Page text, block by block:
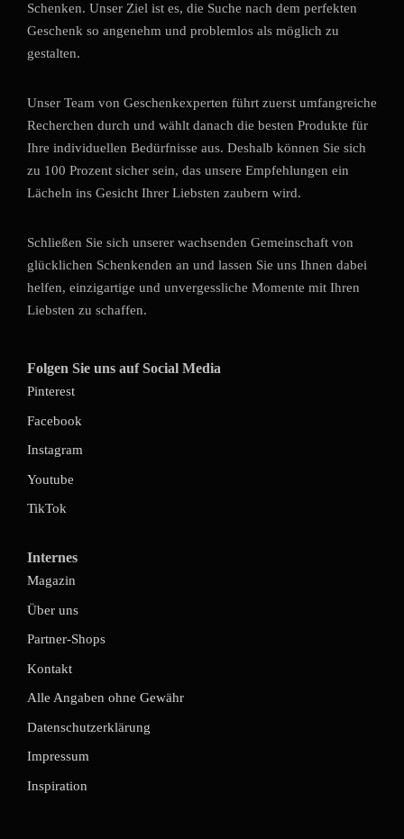
Schenken. Unser Ziel ist es, die Suche nach dem perfekten
Geschenk so angenehm und problemlos als möglich zu
gestalten.
Unser Team von Geschenkexperten führt zuerst umfangreiche
Recherchen durch und wählt danach die besten Produkte für
Ihre individuellen Bedürfnisse aus. Deshalb können Sie sich
zu 100 Prozent sicher sein, das unsere Empfehlungen ein
Lächeln ins Gesicht Ihrer Liebsten zaubern wird.
Schließen Sie sich unserer wachsenden Gemeinschaft von
glücklichen Schenkenden an und lassen Sie uns Ihnen dabei
helfen, einzigartige und unvergessliche Momente mit Ihren
Liebsten zu schaffen.
Folgen Sie uns auf Social Media
Pinterest
Facebook
Instagram
Youtube
TikTok
Internes
Magazin
Über uns
Partner-Shops
Kontakt
Alle Angaben ohne Gewähr
Datenschutzerklärung
Impressum
Inspiration